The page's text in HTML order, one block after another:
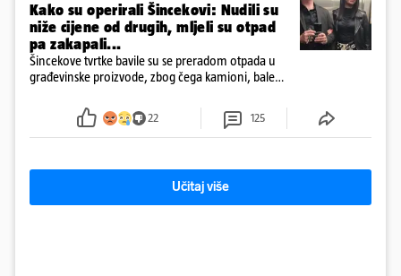
Kako su operirali Šincekovi: Nudili su
niže cijene od drugih, mljeli su otpad
pa zakapali...
Šincekove tvrtke bavile su se preradom otpada u
građevinske proizvode, zbog čega kamioni, bale
22 125
Učitaj više